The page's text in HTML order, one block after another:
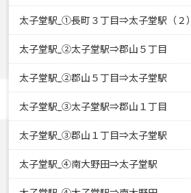
太子堂駅_①長町３丁目⇒太子堂駅（２）
太子堂駅_②太子堂駅⇒郡山５丁目
太子堂駅_②郡山５丁目⇒太子堂駅
太子堂駅_③太子堂駅⇒郡山１丁目
太子堂駅_③郡山１丁目⇒太子堂駅
太子堂駅_④南大野田⇒太子堂駅